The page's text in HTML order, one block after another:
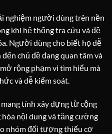
nghiệm người dùng trên nền
khi hệ thống tra cứu và đề
Người dùng cho biết họ dễ
chủ đề đang quan tâm và
rộng phạm vi tìm hiểu mà
và dễ kiểm soát.
tính xây dựng từ cộng
nội dung và tăng cường
nhóm đối tượng thiếu cơ